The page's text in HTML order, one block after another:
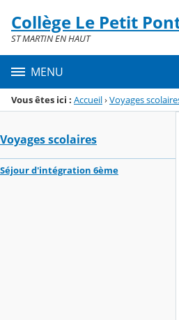
Menu de la rubrique
Contenu
Collège Le Petit
ST MARTIN EN HAUT
MENU
Vous êtes ici : Accueil›Voyages
Voyages scolaires
Séjour d'intégration 6ème